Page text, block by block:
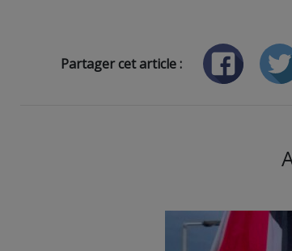
Partager cet article :